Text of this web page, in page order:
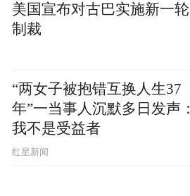
美国宣布对古巴实施新一轮
制裁
“两女子被抱错互换人生37
年”一当事人沉默多日发声：
我不是受益者
红星新闻